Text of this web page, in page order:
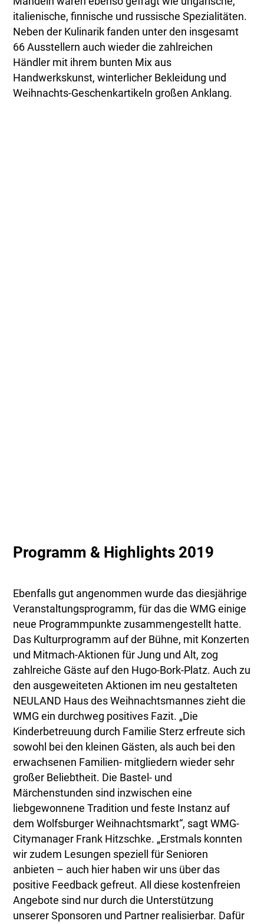
italienische, finnische und russische Spezialitäten.
Neben der Kulinarik fanden unter den insgesamt
66 Ausstellern auch wieder die zahlreichen
Händler mit ihrem bunten Mix aus
Handwerkskunst, winterlicher Bekleidung und
Weihnachts-Geschenkartikeln großen Anklang.
Programm & Highlights 2019
Ebenfalls gut angenommen wurde das diesjährige
Veranstaltungsprogramm, für das die WMG einige
neue Programmpunkte zusammengestellt hatte.
Das Kulturprogramm auf der Bühne, mit Konzerten
und Mitmach-Aktionen für Jung und Alt, zog
zahlreiche Gäste auf den Hugo-Bork-Platz. Auch zu
den ausgeweiteten Aktionen im neu gestalteten
NEULAND Haus des Weihnachtsmannes zieht die
WMG ein durchweg positives Fazit. „Die
Kinderbetreuung durch Familie Sterz erfreute sich
sowohl bei den kleinen Gästen, als auch bei den
erwachsenen Familien- mitgliedern wieder sehr
großer Beliebtheit. Die Bastel- und
Märchenstunden sind inzwischen eine
liebgewonnene Tradition und feste Instanz auf
dem Wolfsburger Weihnachtsmarkt“, sagt WMG-
Citymanager Frank Hitzschke. „Erstmals konnten
wir zudem Lesungen speziell für Senioren
anbieten – auch hier haben wir uns über das
positive Feedback gefreut. All diese kostenfreien
Angebote sind nur durch die Unterstützung
unserer Sponsoren und Partner realisierbar. Dafür